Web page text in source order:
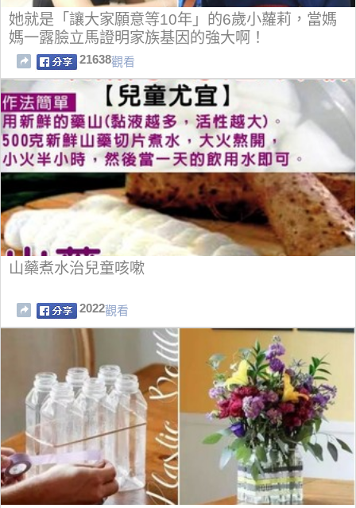
她就是「讓大家願意等10年」的6歲小蘿莉，當媽
媽一露臉立馬證明家族基因的強大啊！
21638觀看
山藥煮水治兒童咳嗽
2022觀看